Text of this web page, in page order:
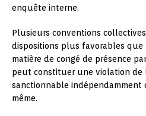
enquête interne.
Plusieurs conventions
dispositions plus favorables que
matière de congé de présence
peut constituer une violation de
sanctionnable
même.